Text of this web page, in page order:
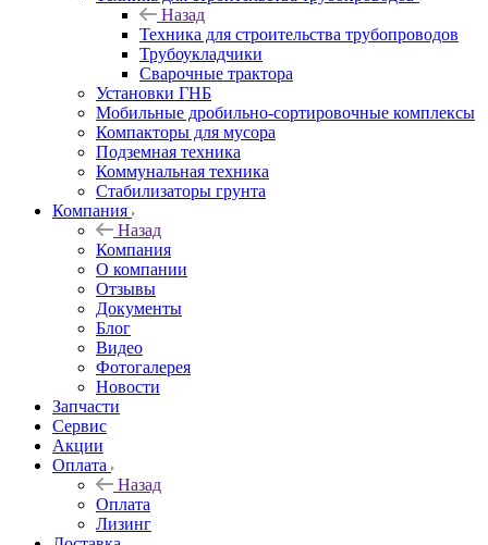
Назад
Техника для строительства трубопроводов
Трубоукладчики
Сварочные трактора
Установки ГНБ
Мобильные дробильно-сортировочные комплексы
Компакторы для мусора
Подземная техника
Коммунальная техника
Стабилизаторы грунта
Компания
Назад
Компания
О компании
Отзывы
Документы
Блог
Видео
Фотогалерея
Новости
Запчасти
Сервис
Акции
Оплата
Назад
Оплата
Лизинг